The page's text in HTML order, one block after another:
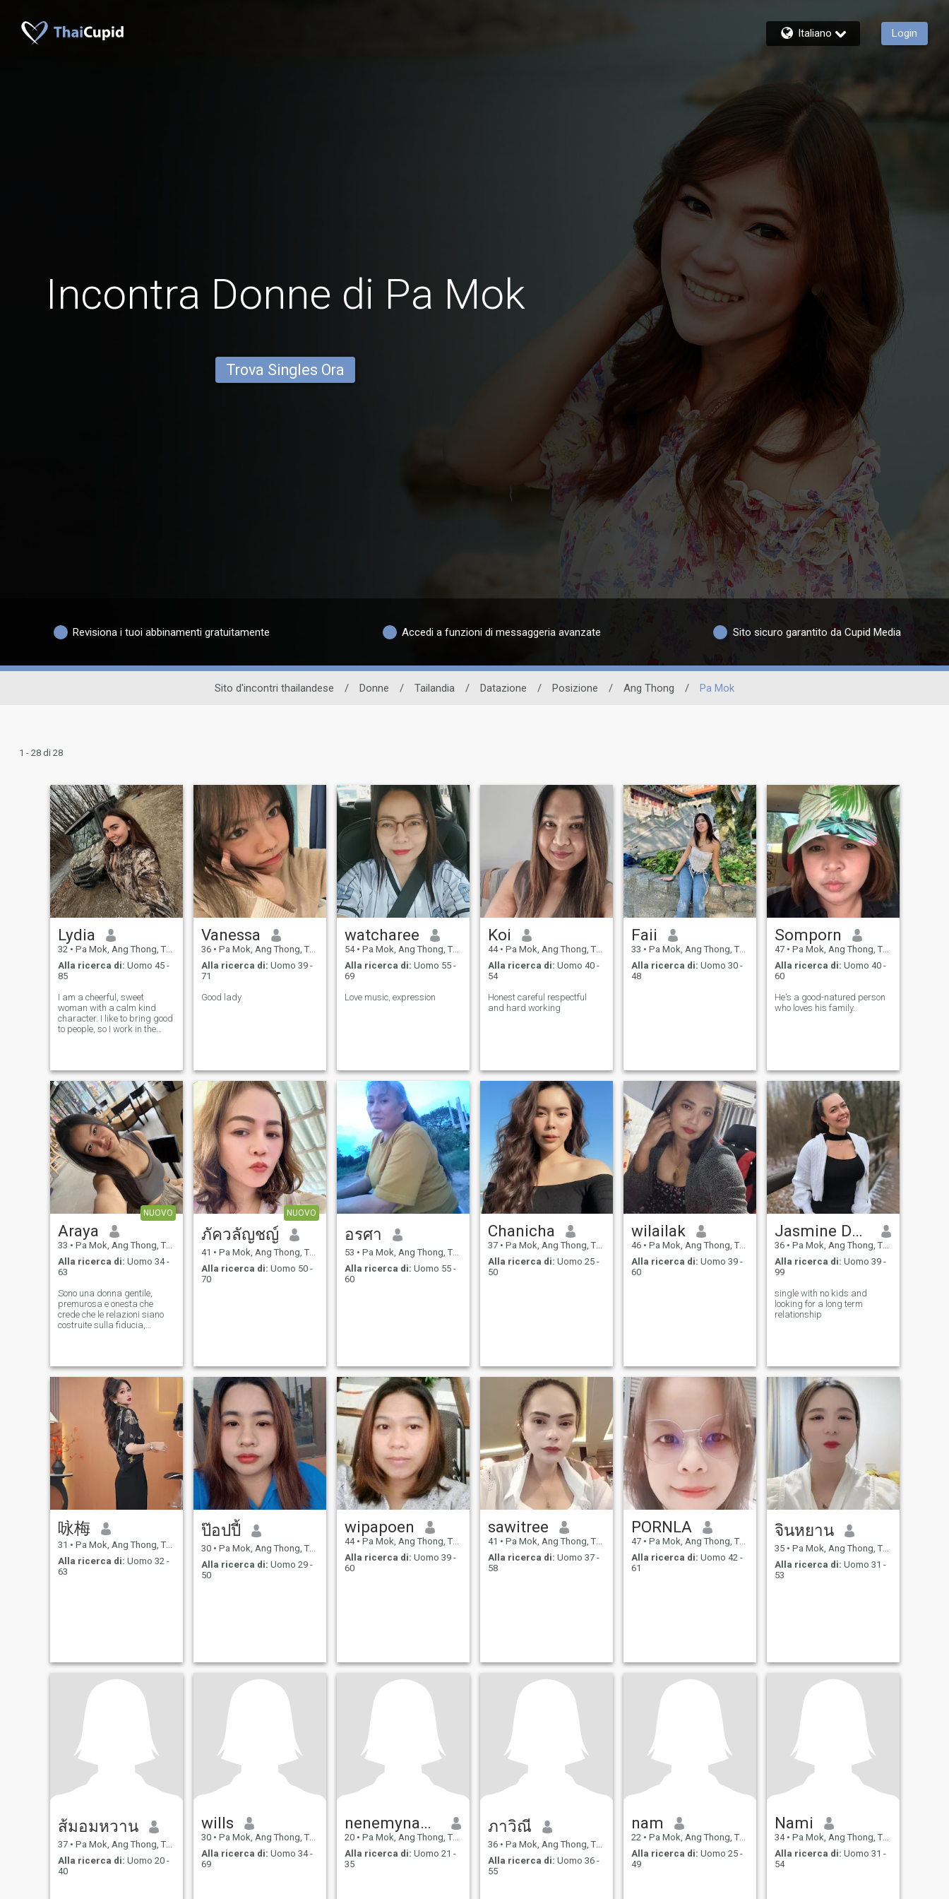
Italiano Login
Incontra Donne di Pa Mok
Trova Singles Ora
Revisiona i tuoi abbinamenti gratuitamente Accedi a funzioni di messaggeria avanzate Sito sicuro garantito da Cupid Media
Sito d'incontri thailandese / Donne / Tailandia / Datazione / Posizione / Ang Thong / Pa Mok
1 - 28 di 28
Lydia
32 • Pa Mok, Ang Thong, Thailandia
Alla ricerca di: Uomo 45 -
85
I am a cheerful, sweet
woman with a calm kind
character. I like to bring good
to people, so I work in the
place with good company. I
am not a girl - I am a mature
woman.
Vanessa
36 • Pa Mok, Ang Thong, Thailandia
Alla ricerca di: Uomo 39 -
71
Good lady
watcharee
54 • Pa Mok, Ang Thong, Thailandia
Alla ricerca di: Uomo 55 -
69
Love music, expression
Koi
44 • Pa Mok, Ang Thong, Thailandia
Alla ricerca di: Uomo 40 -
54
Honest careful respectful
and hard working
Faii
33 • Pa Mok, Ang Thong, Thailandia
Alla ricerca di: Uomo 30 -
48
Somporn
47 • Pa Mok, Ang Thong, Thailandia
Alla ricerca di: Uomo 40 -
60
He's a good-natured person
who loves his family.
NUOVO
Araya
33 • Pa Mok, Ang Thong, Thailandia
Alla ricerca di: Uomo 34 -
63
Sono una donna gentile,
premurosa e onesta che
crede che le relazioni siano
costruite sulla fiducia,
provo cose nuove e apprezzo
i momenti semplici della vita.
Sto cercando un uomo
genuino che sia pronto per
una relazione seria. Se sei
sincero e hai un buon cuore e
stai cercando una relazione
seria e duratura. - Mandami
un messaggio. - Ok. Mi
piacerebbe conoscerti di più.
NUOVO
ภัควลัญชญ์
41 • Pa Mok, Ang Thong, Thailandia
Alla ricerca di: Uomo 50 -
70
อรศา
53 • Pa Mok, Ang Thong, Thailandia
Alla ricerca di: Uomo 55 -
60
Chanicha
37 • Pa Mok, Ang Thong, Thailandia
Alla ricerca di: Uomo 25 -
50
wilailak
46 • Pa Mok, Ang Thong, Thailandia
Alla ricerca di: Uomo 39 -
60
Jasmine Dzisah
36 • Pa Mok, Ang Thong, Thailandia
Alla ricerca di: Uomo 39 -
99
single with no kids and
looking for a long term
relationship
咏梅
31 • Pa Mok, Ang Thong, Thailandia
Alla ricerca di: Uomo 32 -
63
ป๊อปปี้
30 • Pa Mok, Ang Thong, Thailandia
Alla ricerca di: Uomo 29 -
50
wipapoen
44 • Pa Mok, Ang Thong, Thailandia
Alla ricerca di: Uomo 39 -
60
sawitree
41 • Pa Mok, Ang Thong, Thailandia
Alla ricerca di: Uomo 37 -
58
PORNLA
47 • Pa Mok, Ang Thong, Thailandia
Alla ricerca di: Uomo 42 -
61
จินหยาน
35 • Pa Mok, Ang Thong, Thailandia
Alla ricerca di: Uomo 31 -
53
ส้มอมหวาน
37 • Pa Mok, Ang Thong, Thailandia
Alla ricerca di: Uomo 20 -
40
wills
30 • Pa Mok, Ang Thong, Thailandia
Alla ricerca di: Uomo 34 -
69
nenemyname
20 • Pa Mok, Ang Thong, Thailandia
Alla ricerca di: Uomo 21 -
35
ภาวิณี
36 • Pa Mok, Ang Thong, Thailandia
Alla ricerca di: Uomo 36 -
55
nam
22 • Pa Mok, Ang Thong, Thailandia
Alla ricerca di: Uomo 25 -
49
Nami
34 • Pa Mok, Ang Thong, Thailandia
Alla ricerca di: Uomo 31 -
54